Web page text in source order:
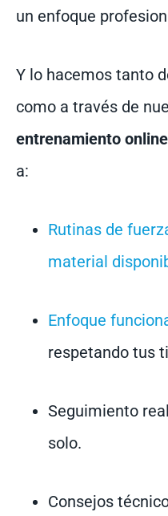
un enfoque
Y lo hacemos tanto
como a través de
entrenamiento online
a:
Rutinas de
material
Enfoque
respetando tus
Seguimiento
solo.
Consejos